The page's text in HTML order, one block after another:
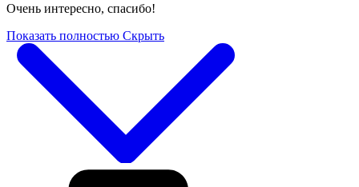
Очень интересно, спасибо!
Показать полностью Скрыть